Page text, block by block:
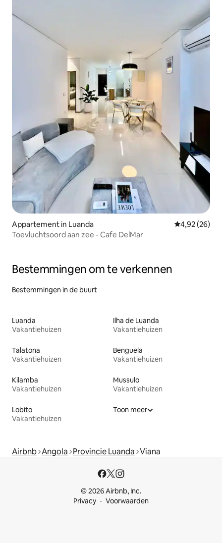
Appartement in Luanda Gemiddelde
4,92 (26)
Toevluchtsoord aan zee - Cafe DelMar
Bestemmingen om te verkennen
Bestemmingen in de buurt
Luanda
Vakantiehuizen
Ilha de Luanda
Vakantiehuizen
Talatona
Vakantiehuizen
Benguela
Vakantiehuizen
Kilamba
Vakantiehuizen
Mussulo
Vakantiehuizen
Lobito
Vakantiehuizen
Toon meer
Airbnb Angola Provincie Luanda Viana
© 2026 Airbnb, Inc.
Privacy
Voorwaarden